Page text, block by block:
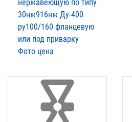
нержавеющую по типу
30нж916нж Ду-400
ру100/160 фланцевую
или под приварку
Фото цена